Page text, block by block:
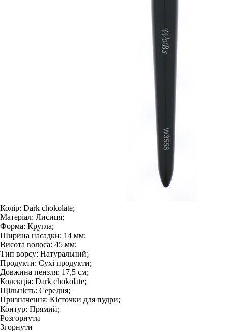
Колір: Dark chokolate;
Матеріал: Лисиця;
Форма: Кругла;
Ширина насадки: 14 мм;
Висота волоса: 45 мм;
Тип ворсу: Натуральний;
Продукти: Сухі продукти;
Довжина пензля: 17,5 см;
Колекція: Dark chokolate;
Щільність: Середня;
Призначення: Кісточки для пудри;
Контур: Прямий;
Розгорнути
Згорнути